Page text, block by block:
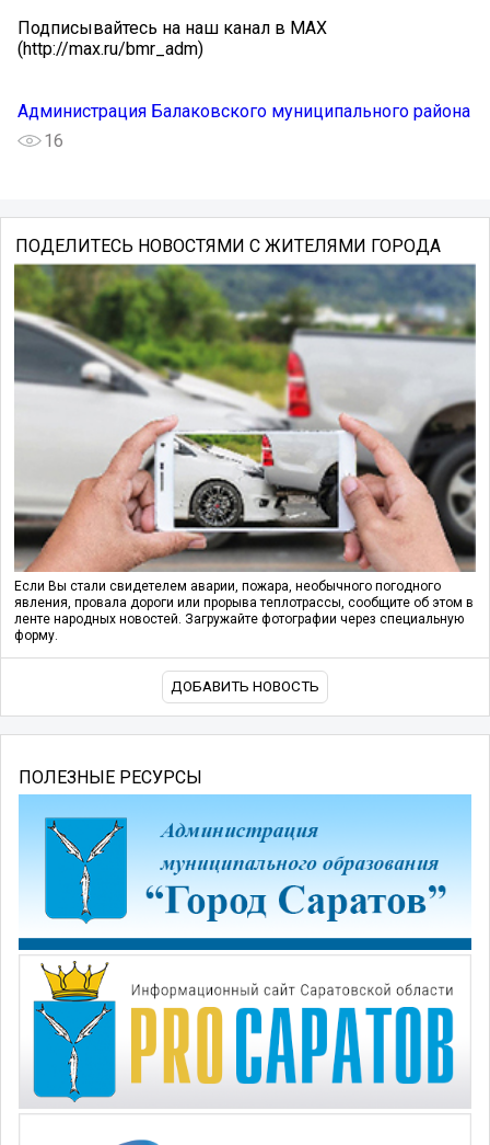
Подписывайтесь на наш канал в МАХ
(http://max.ru/bmr_adm)
Администрация Балаковского муниципального района
16
ПОДЕЛИТЕСЬ НОВОСТЯМИ С ЖИТЕЛЯМИ ГОРОДА
Если Вы стали свидетелем аварии, пожара, необычного погодного
явления, провала дороги или прорыва теплотрассы, сообщите об этом в
ленте народных новостей. Загружайте фотографии через специальную
форму.
ДОБАВИТЬ НОВОСТЬ
ПОЛЕЗНЫЕ РЕСУРСЫ